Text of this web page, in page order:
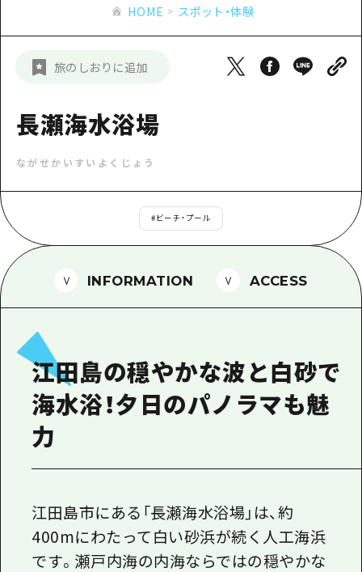
ナイトライフ
定番
備北
芸北
山口県東部
弾丸
日帰り
2泊3日
芸北
山口県東部
愛媛県
島根県
アクセス
お得な周遊チケット
HIROSHIMA FREE Wi-Fi
観光案内所
広島県を訪れる外国人旅行者向け情報一
ボランティアガイド
ガイドブック
広島県の魅力を動画でご紹介！
フォトダウンロード
関連リンク
新着情報
事業者・学校関係者の皆さま
HOME スポット・体験
旅のしおりに追加
長瀬海水浴場
ながせかいすいよくじょう
#ビーチ・プール
INFORMATION ACCESS
江田島の穏やかな波と白砂で
海水浴！夕日のパノラマも魅
力
江田島市にある「長瀬海水浴場」は、約
400mにわたって白い砂浜が続く人工海浜
です。瀬戸内海の内海ならではの穏やかな